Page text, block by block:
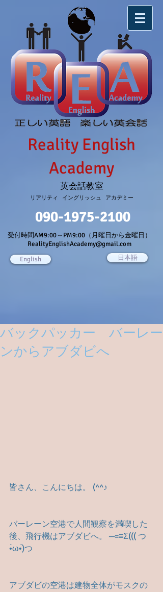
Reality English
Academy
英会話教室
リアリティ イングリッシュ アカデミー
090-1975-2100
受付時間AM9:00～PM9:00（月曜日から金曜日）
RealityEnglishAcademy@gmail.com
English
日本語
バックパッカー バーレー
ンからアブダビへ
皆さん、こんにちは。 (^^♪
バーレーン空港で人間観察を満喫した
後、飛行機はアブダビへ。 ─=≡Σ((( つ
•̀ω•́)つ
アブダビの空港は建物全体がモスクの